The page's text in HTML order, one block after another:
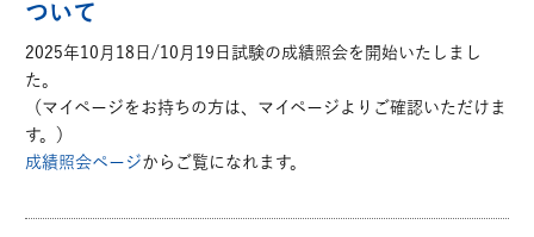
ついて
2025年10月18日/10月19日試験の成績照会を開始いたしまし
た。
（マイページをお持ちの方は、マイページよりご確認いただけま
す。）
成績照会ページからご覧になれます。